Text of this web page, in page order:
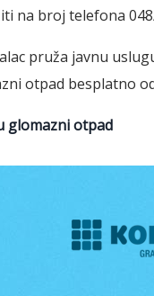
na broj telefona
pruža javnu
otpad besplatno
glomazni otpad